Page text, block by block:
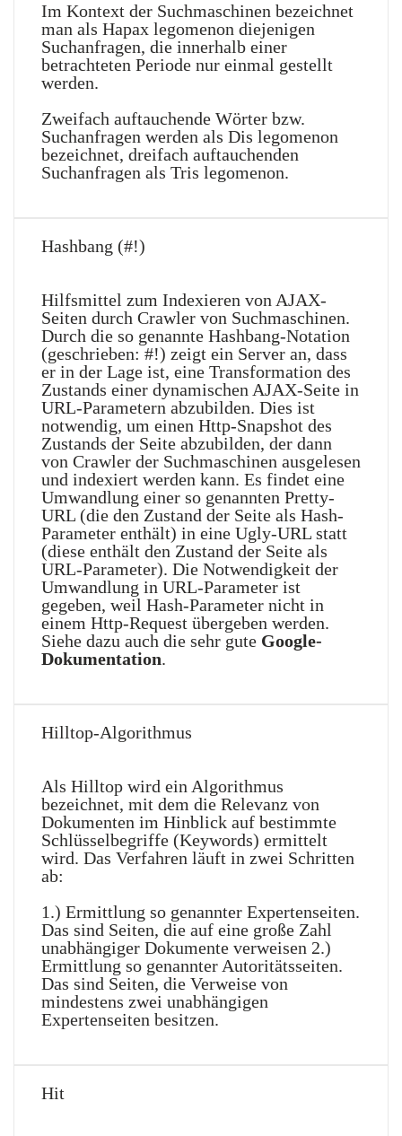
Im Kontext der Suchmaschinen bezeichnet
man als Hapax legomenon diejenigen
Suchanfragen, die innerhalb einer
betrachteten Periode nur einmal gestellt
werden.
Zweifach auftauchende Wörter bzw.
Suchanfragen werden als Dis legomenon
bezeichnet, dreifach auftauchenden
Suchanfragen als Tris legomenon.
Hashbang (#!)
Hilfsmittel zum Indexieren von AJAX-
Seiten durch Crawler von Suchmaschinen.
Durch die so genannte Hashbang-Notation
(geschrieben: #!) zeigt ein Server an, dass
er in der Lage ist, eine Transformation des
Zustands einer dynamischen AJAX-Seite in
URL-Parametern abzubilden. Dies ist
notwendig, um einen Http-Snapshot des
Zustands der Seite abzubilden, der dann
von Crawler der Suchmaschinen ausgelesen
und indexiert werden kann. Es findet eine
Umwandlung einer so genannten Pretty-
URL (die den Zustand der Seite als Hash-
Parameter enthält) in eine Ugly-URL statt
(diese enthält den Zustand der Seite als
URL-Parameter). Die Notwendigkeit der
Umwandlung in URL-Parameter ist
gegeben, weil Hash-Parameter nicht in
einem Http-Request übergeben werden.
Siehe dazu auch die sehr gute Google-
Dokumentation.
Hilltop-Algorithmus
Als Hilltop wird ein Algorithmus
bezeichnet, mit dem die Relevanz von
Dokumenten im Hinblick auf bestimmte
Schlüsselbegriffe (Keywords) ermittelt
wird. Das Verfahren läuft in zwei Schritten
ab:
1.) Ermittlung so genannter Expertenseiten.
Das sind Seiten, die auf eine große Zahl
unabhängiger Dokumente verweisen 2.)
Ermittlung so genannter Autoritätsseiten.
Das sind Seiten, die Verweise von
mindestens zwei unabhängigen
Expertenseiten besitzen.
Hit